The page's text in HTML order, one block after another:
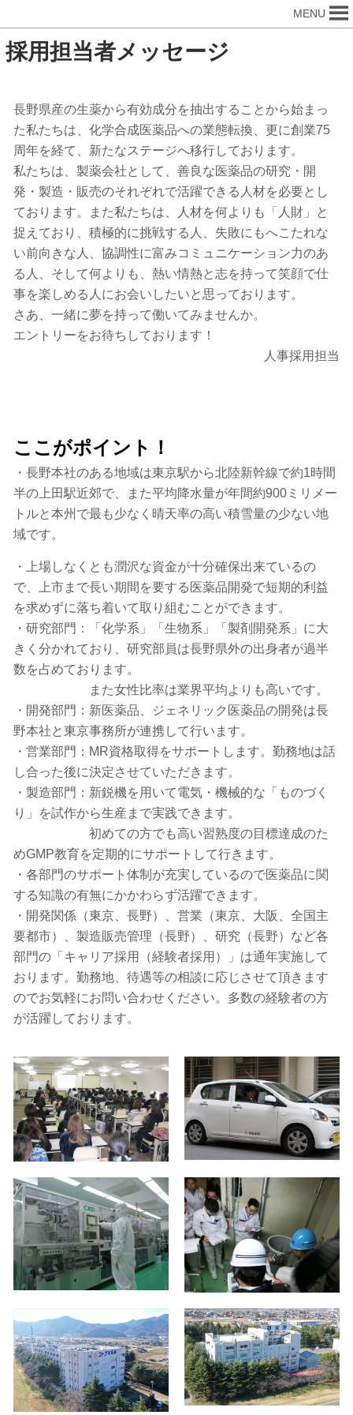
MENU
採用担当者メッセージ
長野県産の生薬から有効成分を抽出することから始まっ
た私たちは、化学合成医薬品への業態転換、更に創業75
周年を経て、新たなステージへ移行しております。
私たちは、製薬会社として、善良な医薬品の研究・開
発・製造・販売のそれぞれで活躍できる人材を必要とし
ております。また私たちは、人材を何よりも「人財」と
捉えており、積極的に挑戦する人、失敗にもへこたれな
い前向きな人、協調性に富みコミュニケーション力のあ
る人、そして何よりも、熱い情熱と志を持って笑顔で仕
事を楽しめる人にお会いしたいと思っております。
さあ、一緒に夢を持って働いてみませんか。
エントリーをお待ちしております！
人事採用担当
ここがポイント！
・長野本社のある地域は東京駅から北陸新幹線で約1時間
半の上田駅近郊で、また平均降水量が年間約900ミリメー
トルと本州で最も少なく晴天率の高い積雪量の少ない地
域です。
・上場しなくとも潤沢な資金が十分確保出来ているの
で、上市まで長い期間を要する医薬品開発で短期的利益
を求めずに落ち着いて取り組むことができます。
・研究部門：「化学系」「生物系」「製剤開発系」に大
きく分かれており、研究部員は長野県外の出身者が過半
数を占めております。
また女性比率は業界平均よりも高いです。
・開発部門：新医薬品、ジェネリック医薬品の開発は長
野本社と東京事務所が連携して行います。
・営業部門：MR資格取得をサポートします。勤務地は話
し合った後に決定させていただきます。
・製造部門：新鋭機を用いて電気・機械的な「ものづく
り」を試作から生産まで実践できます。
初めての方でも高い習熟度の目標達成のた
めGMP教育を定期的にサポートして行きます。
・各部門のサポート体制が充実しているので医薬品に関
する知識の有無にかかわらず活躍できます。
・開発関係（東京、長野）、営業（東京、大阪、全国主
要都市）、製造販売管理（長野）、研究（長野）など各
部門の「キャリア採用（経験者採用）」は通年実施して
おります。勤務地、待遇等の相談に応じさせて頂きます
のでお気軽にお問い合わせください。多数の経験者の方
が活躍しております。